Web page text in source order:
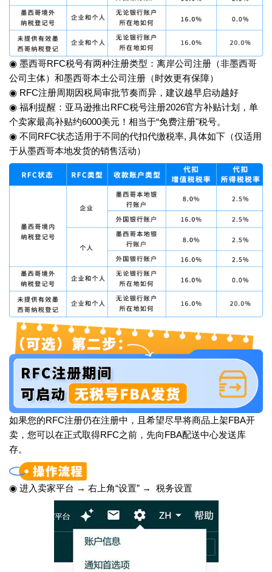
◉ 墨西哥RFC税号有两种注册类型：离岸公司注册（非墨西哥
公司主体）和墨西哥本土公司注册（时效更有保障）
◉ RFC注册周期因税局审批节奏而异，建议越早启动越好
◉ 福利提醒：亚马逊推出RFC税号注册2026官方补贴计划，单
个卖家最高补贴约6000美元！相当于“免费注册"税号。
◉ 不同RFC状态适用于不同的代扣代缴税率, 具体如下（仅适用
于从墨西哥本地发货的销售活动）
如果您的RFC注册仍在注册中，且希望尽早将商品上架FBA开
卖，您可以在正式取得RFC之前，先向FBA配送中心发送库
存。
◉ 进入卖家平台 → 右上角“设置” → 税务设置